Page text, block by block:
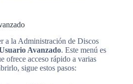
a la Administración de Discos
Avanzado. Este menú es
ofrece acceso rápido a varias
sigue estos pasos: